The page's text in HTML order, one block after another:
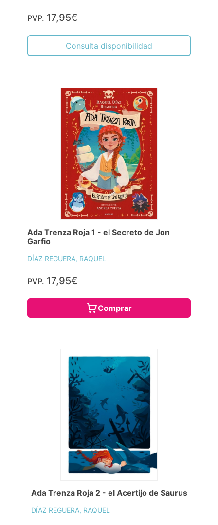
PVP. 17,95€
Consulta disponibilidad
Ada Trenza Roja 1 - el Secreto de Jon
Garfio
DÍAZ REGUERA, RAQUEL
PVP. 17,95€
Comprar
Ada Trenza Roja 2 - el Acertijo de Saurus
DÍAZ REGUERA, RAQUEL